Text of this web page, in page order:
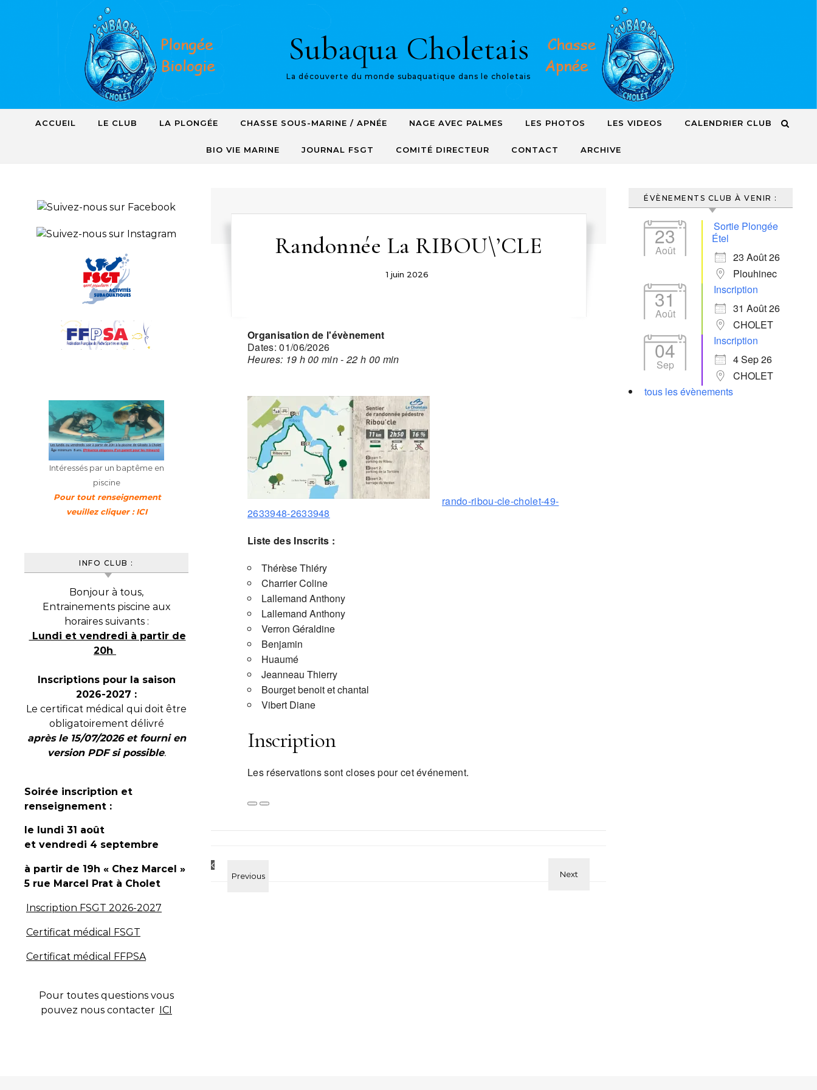
Subaqua Choletais
La découverte du monde subaquatique dans le choletais
ACCUEIL LE CLUB LA PLONGÉE CHASSE SOUS-MARINE / APNÉE NAGE AVEC PALMES LES PHOTOS LES VIDEOS CALENDRIER CLUB
BIO VIE MARINE JOURNAL FSGT COMITÉ DIRECTEUR CONTACT ARCHIVE
Intéressés par un baptême en
piscine
Pour tout renseignement
veuillez cliquer : ICI
INFO CLUB :
Bonjour à tous,
Entrainements piscine aux
horaires suivants :
Lundi et vendredi à partir de
20h
Inscriptions pour la saison
2026-2027 :
Le certificat médical qui doit être
obligatoirement délivré
après le 15/07/2026 et fourni en
version PDF si possible.
Soirée inscription et
renseignement :
le lundi 31 août
et vendredi 4 septembre
à partir de 19h « Chez Marcel »
5 rue Marcel Prat à Cholet
Inscription FSGT 2026-2027
Certificat médical FSGT
Certificat médical FFPSA
Pour toutes questions vous
pouvez nous contacter ICI
Randonnée La RIBOU\’CLE
1 juin 2026
Organisation de l'évènement
Dates: 01/06/2026
Heures: 19 h 00 min - 22 h 00 min
rando-ribou-cle-cholet-49-
2633948-2633948
Liste des Inscrits :
Thérèse Thiéry
Charrier Coline
Lallemand Anthony
Lallemand Anthony
Verron Géraldine
Benjamin
Huaumé
Jeanneau Thierry
Bourget benoit et chantal
Vibert Diane
Inscription
Les réservations sont closes pour cet événement.
ÉVÈNEMENTS CLUB À VENIR :
23
Août
Sortie Plongée
Étel
23 Août 26
Plouhinec
31
Août
Inscription
31 Août 26
CHOLET
04
Sep
Inscription
4 Sep 26
CHOLET
tous les évènements